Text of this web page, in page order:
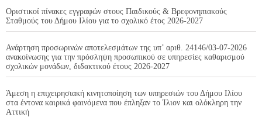
Οριστικοί πίνακες εγγραφών στους Παιδικούς & Βρεφονηπιακούς
Σταθμούς του Δήμου Ιλίου για το σχολικό έτος 2026-2027
Ανάρτηση προσωρινών αποτελεσμάτων της υπ’ αριθ. 24146/03-07-2026
ανακοίνωσης για την πρόσληψη προσωπικού σε υπηρεσίες καθαρισμού
σχολικών μονάδων, διδακτικού έτους 2026-2027
Άμεση η επιχειρησιακή κινητοποίηση των υπηρεσιών του Δήμου Ιλίου
στα έντονα καιρικά φαινόμενα που έπληξαν το Ίλιον και ολόκληρη την
Αττική